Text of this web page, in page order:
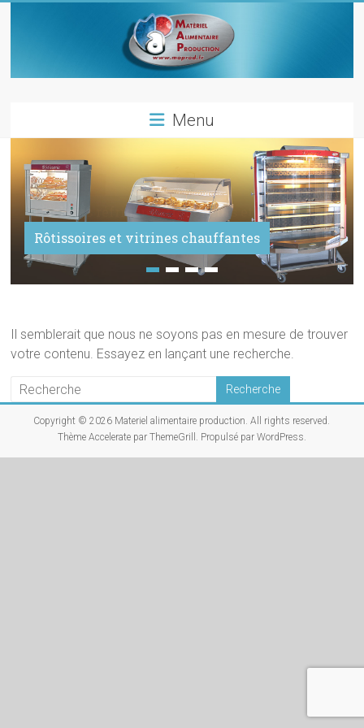
alimentaire
production
Materiels
pour
metiers
Menu
Rôtissoires et vitrines chauffantes
Hachoirs réfrigérés, trancheurs et machines à
emballer sous vide
Il semblerait que nous ne soyons pas en mesure de trouver
votre contenu. Essayez en lançant une recherche.
Copyright © 2026 Materiel alimentaire production. All rights reserved.
Thème Acceleratepar ThemeGrill. Propulsé par WordPress.